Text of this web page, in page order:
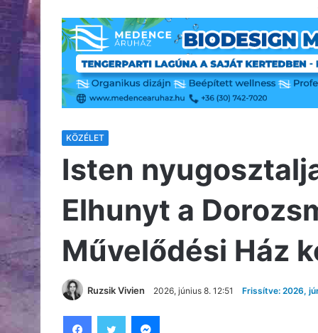
KÖZÉLET
Isten
Elhunyt a
Művelődési Ház
Ruzsik Vivien 2026, június 8. 12:51 Frissítve: 2026,